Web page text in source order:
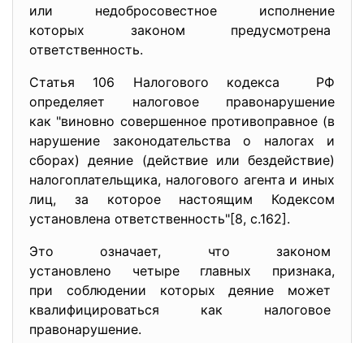
или недобросовестное исполнение
которых законом предусмотрена
ответственность.
Статья 106 Налогового кодекса РФ
определяет налоговое правонарушение
как "виновно совершенное противоправное (в
нарушение законодательства о налогах и
сборах) деяние (действие или бездействие)
налогоплательщика, налогового агента и иных
лиц, за которое настоящим Кодексом
установлена ответственность"[8, с.162].
Это означает, что законом
установлено четыре главных признака,
при соблюдении которых деяние может
квалифицироваться как налоговое
правонарушение.